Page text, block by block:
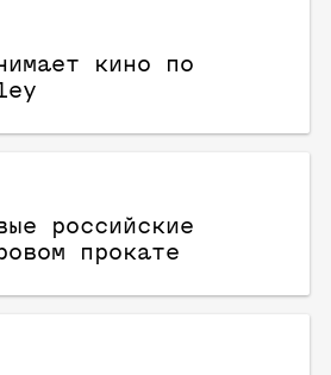
кино по
российские
прокате